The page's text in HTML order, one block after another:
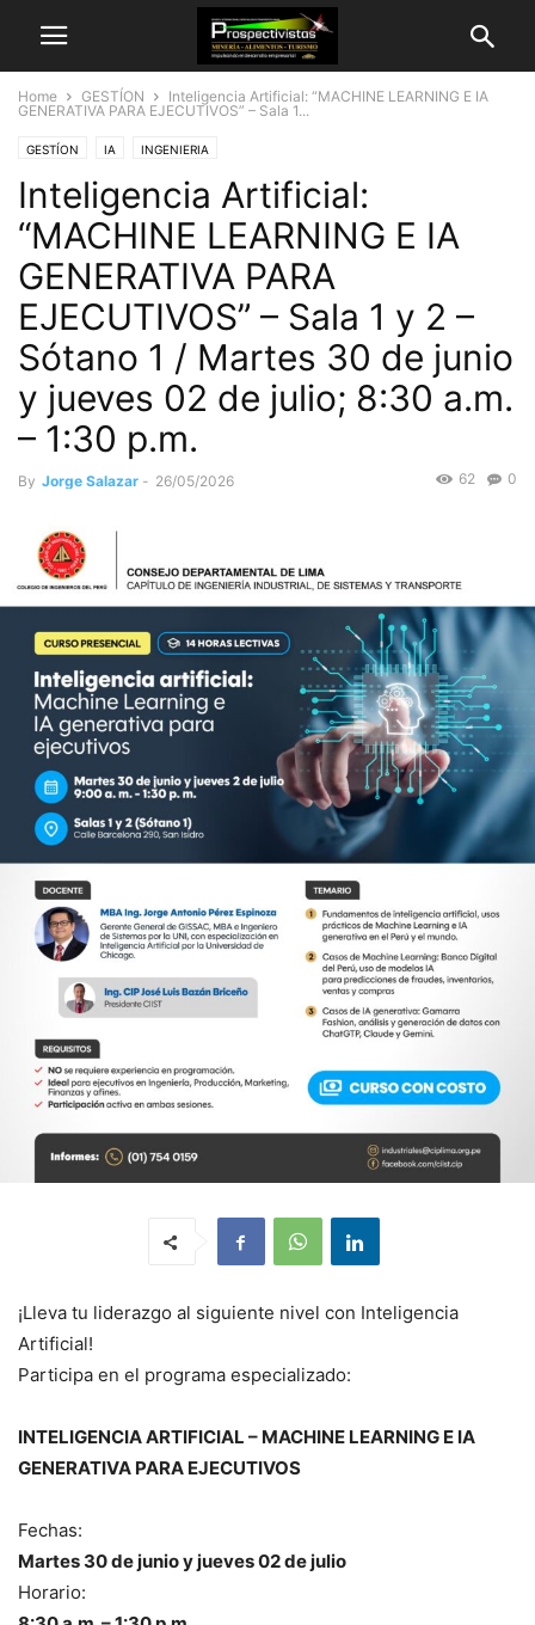
Home GESTÍON
Inteligencia Artificial: “MACHINE LEARNING E IA
GENERATIVA PARA EJECUTIVOS” – Sala 1...
GESTÍON IA INGENIERIA
Inteligencia Artificial:
“MACHINE LEARNING E IA
GENERATIVA PARA
EJECUTIVOS” – Sala 1 y 2 –
Sótano 1 / Martes 30 de junio
y jueves 02 de julio; 8:30 a.m.
– 1:30 p.m.
By Jorge Salazar - 26/05/2026 0
62
¡Lleva tu liderazgo al siguiente nivel con Inteligencia
Artificial!
Participa en el programa especializado:
INTELIGENCIA ARTIFICIAL – MACHINE LEARNING E IA
GENERATIVA PARA EJECUTIVOS
Fechas:
Martes 30 de junio y jueves 02 de julio
Horario: